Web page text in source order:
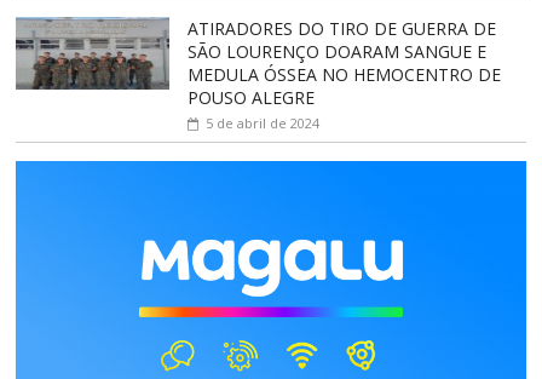
ATIRADORES DO TIRO DE GUERRA DE
SÃO LOURENÇO DOARAM SANGUE E
MEDULA ÓSSEA NO HEMOCENTRO DE
POUSO ALEGRE
5 de abril de 2024